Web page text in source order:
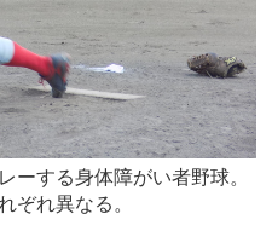
ーする身体障がい者野球。
ぞれ異なる。